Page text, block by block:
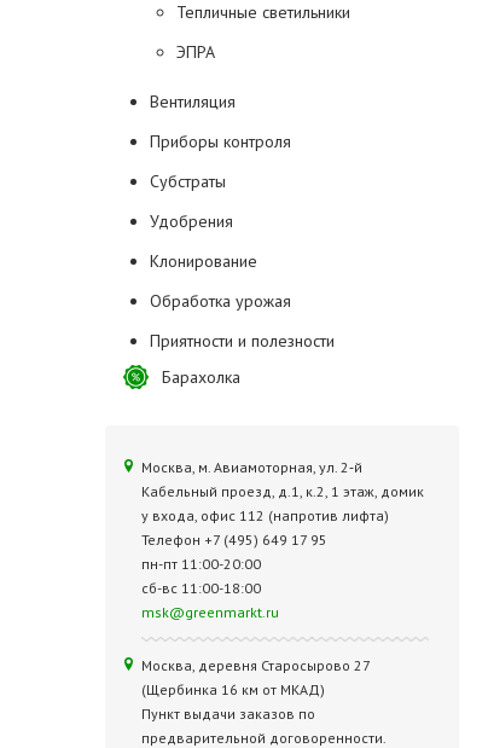
Тепличные светильники
ЭПРА
Вентиляция
Приборы контроля
Субстраты
Удобрения
Клонирование
Обработка урожая
Приятности и полезности
Барахолка
Москва, м. Авиамоторная, ул. 2‑й
Кабельный проезд, д.1, к.2, 1 этаж, домик
у входа, офис 112 (напротив лифта)
Телефон +7 (495) 649 17 95
пн-пт 11:00-20:00
сб-вс 11:00-18:00
msk@greenmarkt.ru
Москва, деревня Старосырово 27
(Щербинка 16 км от МКАД)
Пункт выдачи заказов по
предварительной договоренности.